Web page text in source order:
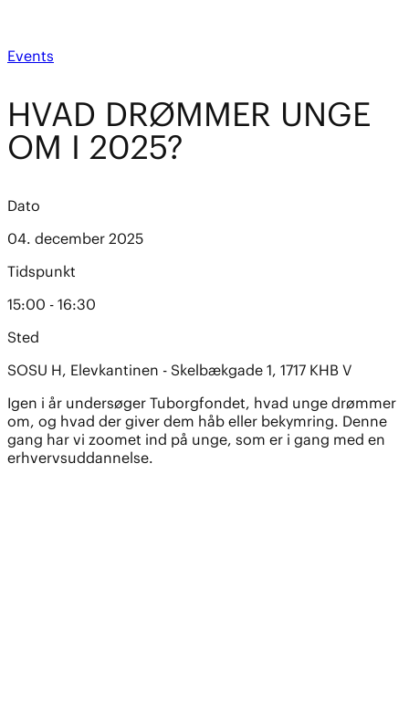
Events
HVAD DRØMMER UNGE
OM I 2025?
Dato
04. december 2025
Tidspunkt
15:00 - 16:30
Sted
SOSU H, Elevkantinen - Skelbækgade 1, 1717 KHB V
Igen i år undersøger Tuborgfondet, hvad unge drømmer
om, og hvad der giver dem håb eller bekymring. Denne
gang har vi zoomet ind på unge, som er i gang med en
erhvervsuddannelse.